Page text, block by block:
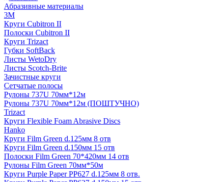
Абразивные материалы
3M
Круги Cubitron II
Полоски Cubitron II
Круги Trizact
Губки SoftBack
Листы WetoDry
Листы Scotch-Brite
Зачистные круги
Сетчатые полосы
Рулоны 737U 70мм*12м
Рулоны 737U 70мм*12м (ПОШТУЧНО)
Trizact
Круги Flexible Foam Abrasive Discs
Hanko
Круги Film Green d.125мм 8 отв
Круги Film Green d.150мм 15 отв
Полоски Film Green 70*420мм 14 отв
Рулоны Film Green 70мм*50м
Круги Purple Paper PP627 d.125мм 8 отв.